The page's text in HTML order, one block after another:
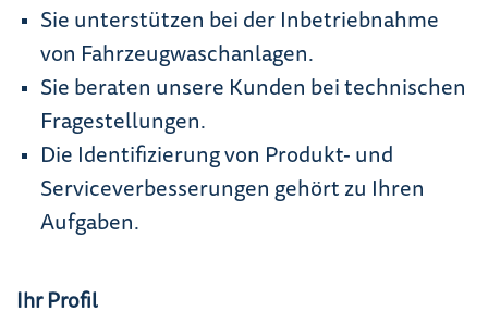
Sie unterstützen bei der Inbetriebnahme
von Fahrzeugwaschanlagen.
Sie beraten unsere Kunden bei technischen
Fragestellungen.
Die Identifizierung von Produkt- und
Serviceverbesserungen gehört zu Ihren
Aufgaben.
Ihr Profil